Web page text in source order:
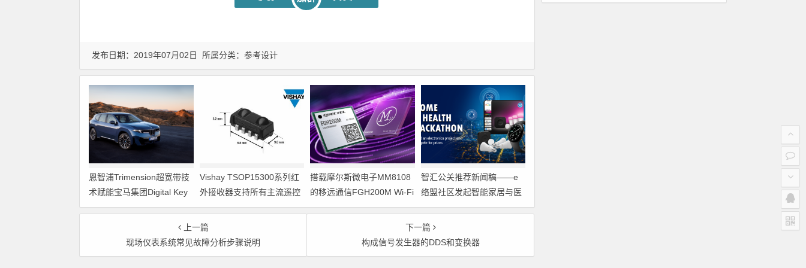
发布日期：2019年07月02日 所属分类： 参考设计
恩智浦Trimension超宽带技
术赋能宝马集团Digital Key
Plus及生命体存在检测功能
Vishay TSOP15300系列红
外接收器支持所有主流遥控
代码
搭载摩尔斯微电子MM8108
的移远通信FGH200M Wi-Fi
HaLow模组 现已通过四项国
智汇公关推荐新闻稿——e
络盟社区发起智能家居与医
疗设计挑战赛
上一篇
现场仪表系统常见故障分析步骤说明
下一篇
构成信号发生器的DDS和变换器